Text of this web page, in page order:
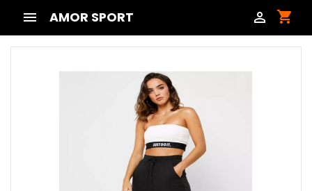
 shopping_cart

AMOR SPORT